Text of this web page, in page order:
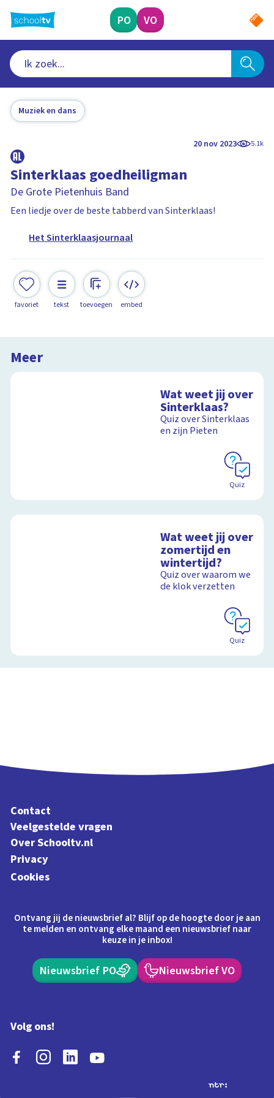
naar
hoofdinhoud
PO VO
Muziek en dans
20 nov 2023 5.1k
Sinterklaas goedheiligman
De Grote Pietenhuis Band
Een liedje over de beste tabberd van Sinterklaas!
Het Sinterklaasjournaal
favoriet tekst toevoegen embed
Meer
Wat weet jij over
Sinterklaas?
Quiz over Sinterklaas
en zijn Pieten
Quiz
Wat weet jij over
zomertijd en
wintertijd?
Quiz over waarom we
de klok verzetten
Quiz
Contact
Veelgestelde vragen
Over Schooltv.nl
Privacy
Cookies
Ontvang jij de nieuwsbrief al? Blijf op de hoogte door je aan
te melden en ontvang elke maand een nieuwsbrief naar
keuze in je inbox!
Nieuwsbrief PO Nieuwsbrief VO
Volg ons!